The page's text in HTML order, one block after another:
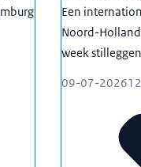
Een
Noord-
week
09-07-2026